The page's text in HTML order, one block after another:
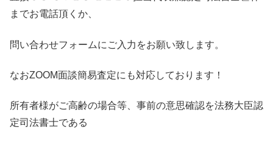
までお電話頂くか、
問い合わせフォームにご入力をお願い致します。
なおZOOM面談簡易査定にも対応しております！
所有者様がご高齢の場合等、事前の意思確認を法務大臣認
定司法書士である